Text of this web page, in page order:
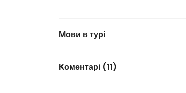
Мови в турі
Коментарі (11)